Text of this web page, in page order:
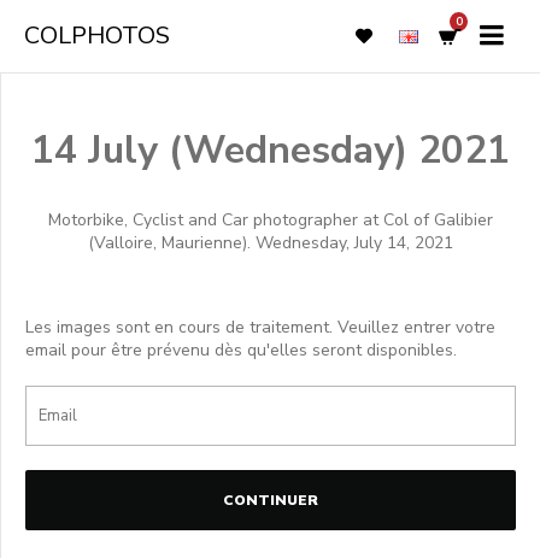
COLPHOTOS 0
14 July (Wednesday) 2021
Motorbike, Cyclist and Car photographer at Col of Galibier
(Valloire, Maurienne). Wednesday, July 14, 2021
Les images sont en cours de traitement. Veuillez entrer votre
email pour être prévenu dès qu'elles seront disponibles.
CONTINUER